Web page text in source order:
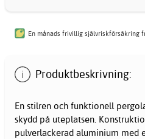
En månads frivillig självriskförsäkring
Produktbeskrivning:
En stilren och funktionell
skydd på uteplatsen.
pulverlackerad aluminium med